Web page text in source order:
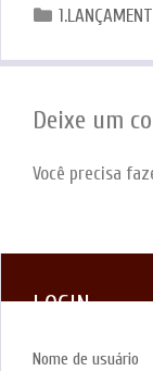
Categorias
Deixe um
Você precisa
LOGIN
Nome de usuário